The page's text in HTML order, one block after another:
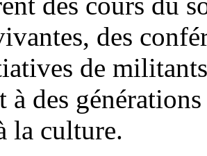
des
de
à des
la culture.